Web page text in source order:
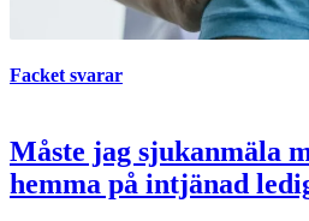
Facket svarar
Måste jag sjukanmäla
hemma på intjänad